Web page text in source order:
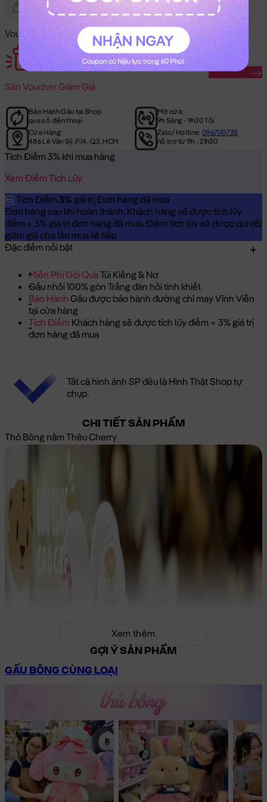
Gửi Tặng Hết Hàng
Voucher Mã Khuyến Mãi:
Săn Voucher Giảm Giá
Săn Ngay
Bảo Hành Gấu tại Shop
qua số điện thoại
Mở cửa:
9h Sáng - 9h30 Tối
Cửa Hàng:
486 Lê Văn Sỹ, P.14, Q.3, HCM
Zalo/Hotline:0967110738
hỗ trợ từ 9h - 21h30
Tích Điểm 3% khi mua hàng
Xem Điểm Tích Lũy
Tích Điểm 3% giá trị Đơn hàng đã mua
Đơn hàng sau khi hoàn thành, Khách hàng sẽ được tích lũy
điểm = 3% giá trị đơn hàng đã mua. Điểm tích lũy sẽ được qui đổi
giảm giá cho lần mua kế tiếp
Đặc điểm nổi bật
Miễn Phí Gói QuàTúi Kiếng & Nơ
Gấu nhồi 100% gòn Trắng đàn hồi tinh khiết
Bảo Hành Gấu được bảo hành đường chỉ may Vĩnh Viễn
tại cửa hàng
Tích Điểm Khách hàng sẽ được tích lũy điểm = 3% giá trị
đơn hàng đã mua
Tất cả hình ảnh SP đều là Hình Thật Shop tự
chụp.
CHI TIẾT SẢN PHẨM
Thỏ Bông nằm Thêu Cherry
Xem thêm
GỢI Ý SẢN PHẨM
GẤU BÔNG CÙNG LOẠI